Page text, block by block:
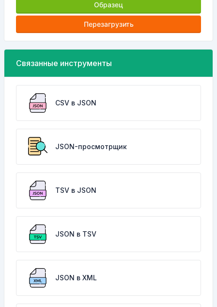
Образец
Перезагрузить
Связанные инструменты
CSV в JSON
JSON-просмотрщик
TSV в JSON
JSON в TSV
JSON в XML